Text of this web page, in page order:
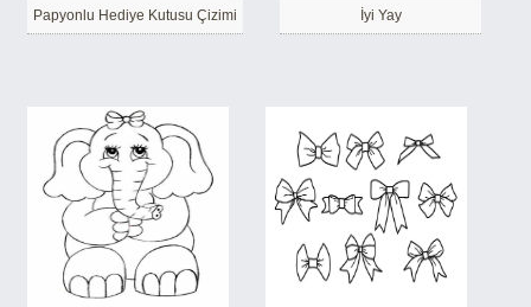
Papyonlu Hediye Kutusu Çizimi İyi Yay